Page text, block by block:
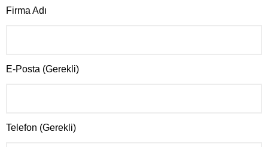
Firma Adı
E-Posta (Gerekli)
Telefon (Gerekli)